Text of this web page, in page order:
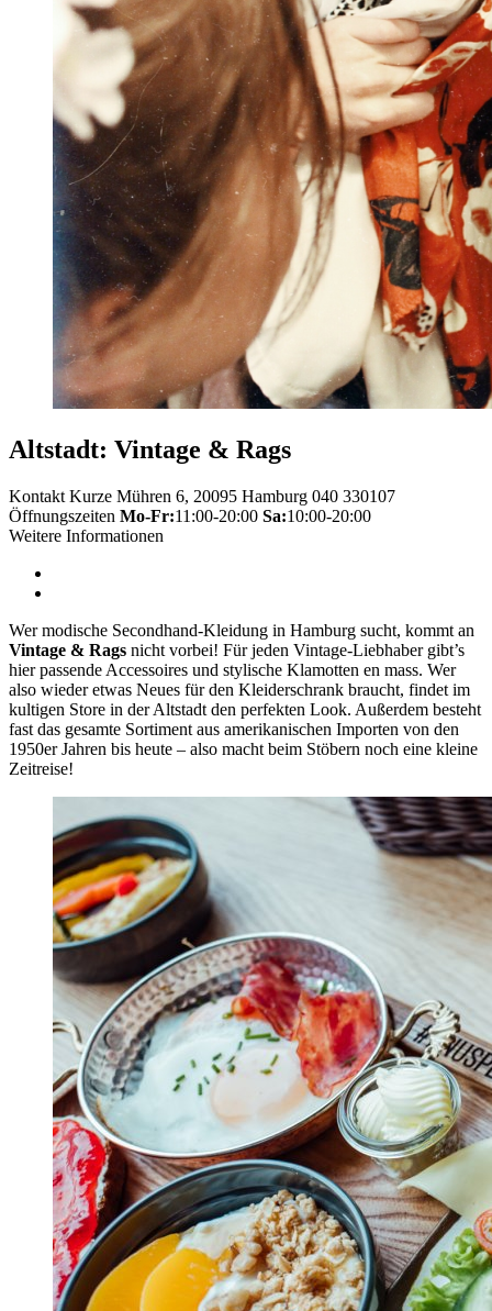
Altstadt: Vintage & Rags
Kontakt Kurze Mühren 6, 20095 Hamburg 040 330107
Öffnungszeiten Mo-Fr:11:00-20:00 Sa:10:00-20:00
Weitere Informationen
Wer modische Secondhand-Kleidung in Hamburg sucht, kommt an
Vintage & Rags nicht vorbei! Für jeden Vintage-Liebhaber gibt’s
hier passende Accessoires und stylische Klamotten en mass. Wer
also wieder etwas Neues für den Kleiderschrank braucht, findet im
kultigen Store in der Altstadt den perfekten Look. Außerdem besteht
fast das gesamte Sortiment aus amerikanischen Importen von den
1950er Jahren bis heute – also macht beim Stöbern noch eine kleine
Zeitreise!